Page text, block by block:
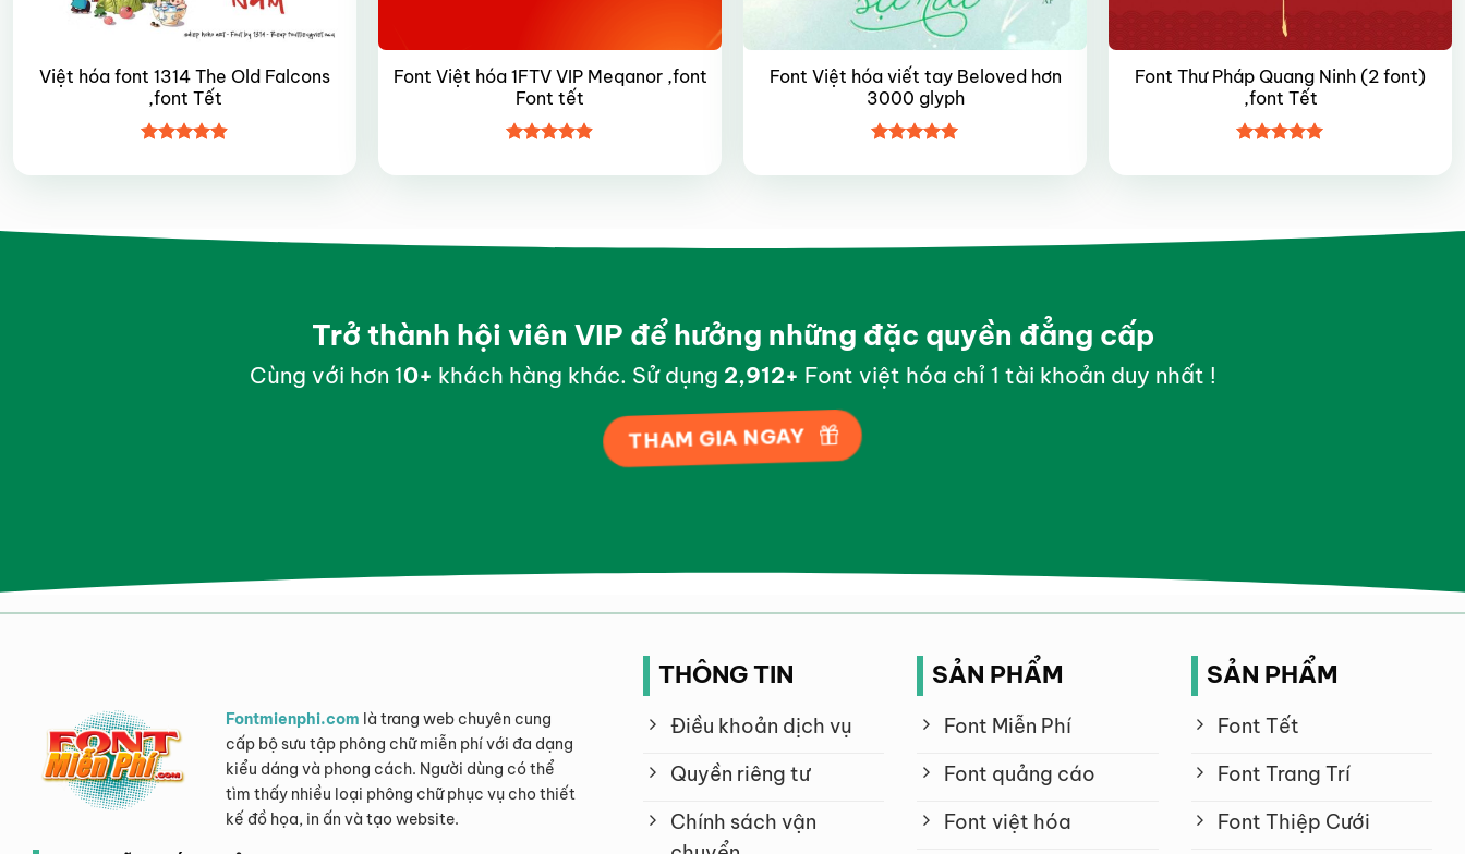
Việt hóa font 1314 The Old Falcons
,font Tết
hạng4.95
Font Việt hóa 1FTV VIP Meqanor ,font
Font tết
hạng4.95
Font Việt hóa viết tay Beloved hơn
3000 glyph
hạng55
Font Thư Pháp Quang Ninh (2 font)
,font Tết
hạng55
Trở thành hội viên VIP để hưởng những đặc quyền đẳng cấp
Cùng với hơn 10+khách hàng khác. Sử dụng 2,998+ Font việt hóa chỉ 1 tài khoản duy nhất !
THAM GIA NGAY
Fontmienphi.com là trang web chuyên cung
cấp bộ sưu tập phông chữ miễn phí với đa dạng
kiểu dáng và phong cách. Người dùng có thể
tìm thấy nhiều loại phông chữ phục vụ cho thiết
kế đồ họa, in ấn và tạo website.
THÔNG TIN
Điều khoản dịch vụ
Quyền riêng tư
Chính sách vận
SẢN PHẨM
Font Miễn Phí
Font quảng cáo
Font việt hóa
SẢN PHẨM
Font Tết
Font Trang Trí
Font Thiệp Cưới